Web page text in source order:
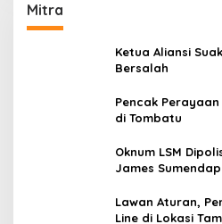
Mitra
Ketua Aliansi
Bersalah
Pencak Perayaan
di Tombatu
Oknum LSM
James
Lawan Aturan,
Line di Lokasi